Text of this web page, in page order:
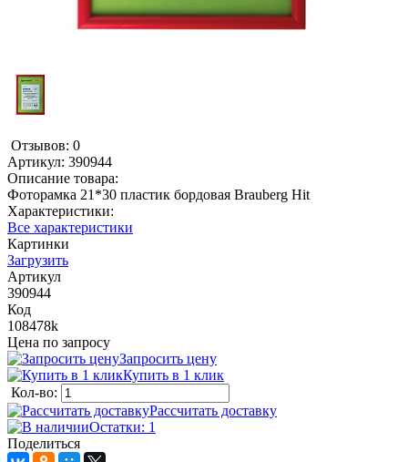
Отзывов: 0
Артикул: 390944
Описание товара:
Фоторамка 21*30 пластик бордовая Brauberg Hit
Характеристики:
Все характеристики
Картинки
Загрузить
Артикул
390944
Код
108478k
Цена по запросу
Запросить цену
Купить в 1 клик
Кол-во:
Рассчитать доставку
Остатки: 1
Поделиться